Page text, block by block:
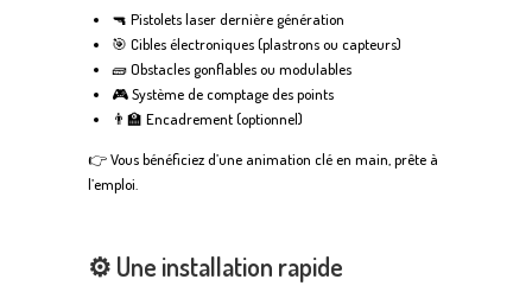
🔫 Pistolets laser dernière génération
🎯 Cibles électroniques (plastrons ou capteurs)
🧱 Obstacles gonflables ou modulables
🎮 Système de comptage des points
👨‍🏫 Encadrement (optionnel)
👉 Vous bénéficiez d’une animation clé en main, prête à
l’emploi.
⚙️ Une installation rapide